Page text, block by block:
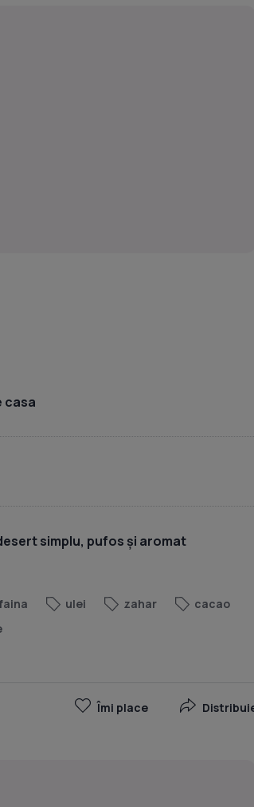
casa
simplu, pufos și aromat
faina ulei zahar
cacao
Îmi place